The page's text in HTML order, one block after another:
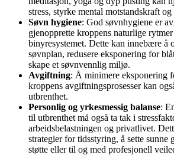
stress, styrke mental motstandskraft
Søvn hygiene: God søvnhygiene er
gjenopprette kroppens naturlige
binyresystemet. Dette kan innebære å
søvnplan, redusere eksponering for
skape et søvnvennlig miljø.
Avgiftning: Å minimere eksponering
kroppens avgiftningsprosesser kan
utbrenthet.
Personlig og yrkesmessig balanse:
til utbrenthet må også ta tak i
arbeidsbelastningen og privatlivet.
strategier for tidsstyring, å sette sunne
støtte eller til og med profesjonell